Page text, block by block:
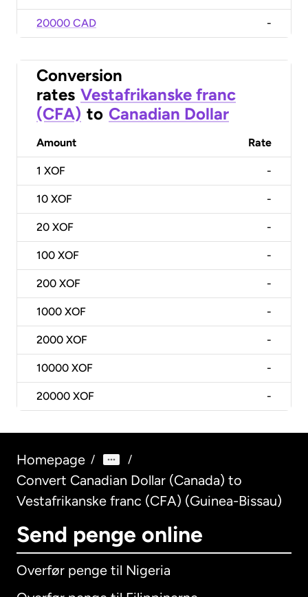
20000 CAD -
Conversion
rates Vestafrikanske franc
(CFA) to Canadian Dollar
Amount Rate
1 XOF -
10 XOF -
20 XOF -
100 XOF -
200 XOF -
1000 XOF -
2000 XOF -
10000 XOF -
20000 XOF -
Homepage / /
Convert Canadian Dollar (Canada) to
Vestafrikanske franc (CFA) (Guinea-Bissau)
Send penge online
Overfør penge til Nigeria